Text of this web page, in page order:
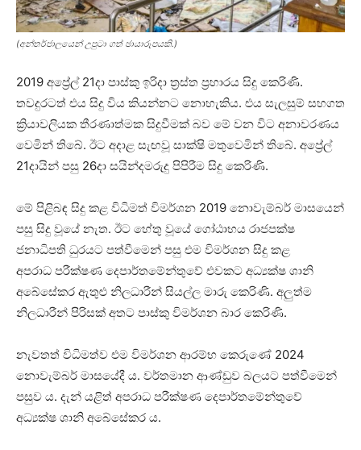
(අන්තර්ජාලයෙන් උපුටා ගත් ඡායාරූපයකි.)
2019 අප්‍රේල් 21දා පාස්කු ඉරිදා ත්‍රස්ත ප්‍රහාරය සිදු කෙරිණි.
තවදුරටත් එය සිදු විය කියන්නට නොහැකිය. එය සැලසුම් සහගත
ක්‍රියාවලියක තීරණාත්මක සිදුවීමක් බව මේ වන විට අනාවරණය
වෙමින් තිබේ. ඊට අදාළ සැඟවූ සාක්ෂි මතුවෙමින් තිබේ. අප්‍රේල්
21දායින් පසු 26දා සයින්දමරුදු පිපිරීම සිදු කෙරිණි.
මේ පිළිබඳ සිදු කළ විධිමත් විමර්ශන 2019 නොවැම්බර් මාසයෙන්
පසු සිදු වූයේ නැත. ඊට හේතු වූයේ ගෝඨාභය රාජපක්ෂ
ජනාධිපති ධුරයට පත්වීමෙන් පසු එම විමර්ශන සිදු කළ
අපරාධ පරීක්ෂණ දෙපාර්තමේන්තුවේ එවකට අධ්‍යක්ෂ ශානි
අබේසේකර ඇතුළු නිලධාරීන් සියල්ල මාරු කෙරිණි. අලුත්ම
නිලධාරීන් පිරිසක් අතට පාස්කු විමර්ශන බාර කෙරිණි.
නැවතත් විධිමත්ව එම විමර්ශන ආරම්භ කෙරුණේ 2024
නොවැම්බර් මාසයේදී ය. වර්තමාන ආණ්ඩුව බලයට පත්වීමෙන්
පසුව ය. දැන් යළිත් අපරාධ පරීක්ෂණ දෙපාර්තමේන්තුවේ
අධ්‍යක්ෂ ශානි අබේසේකර ය.